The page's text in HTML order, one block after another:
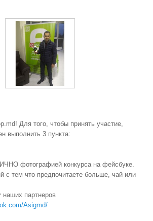
Для того, чтобы принять участие,
выполнить 3 пункта:
фотографией конкурса на фейсбуке.
c тем что предпочитаете больше, чай или
наших партнеров
Asigmd/